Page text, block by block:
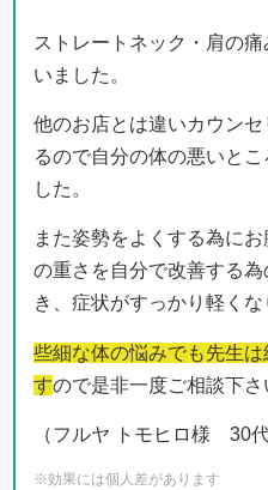
ストレートネック・肩の
いました。
他のお店とは違いカウン
るので自分の体の悪いと
した。
また姿勢をよくする為に
の重さを自分で改善する
き、症状がすっかり軽くな
些細な体の悩みでも先生
すので是非一度ご相談下さ
（フルヤ トモヒロ様 30
※効果には個人差があります